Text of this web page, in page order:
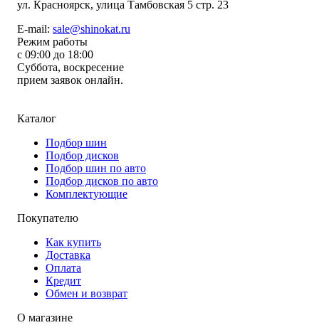
ул. Красноярск, улица Тамбовская 5 стр. 23
E-mail: sale@shinokat.ru
Режим работы
с 09:00 до 18:00
Суббота, воскресение
прием заявок онлайн.
Каталог
Подбор шин
Подбор дисков
Подбор шин по авто
Подбор дисков по авто
Комплектующие
Покупателю
Как купить
Доставка
Оплата
Кредит
Обмен и возврат
О магазине